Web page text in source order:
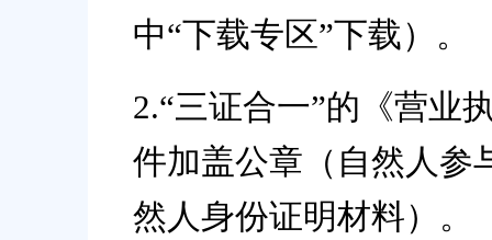
中“下载专 区”下载）。
2.“三证合一”的《营业
件加盖公章（自然人参
然人身份证明材料） 。